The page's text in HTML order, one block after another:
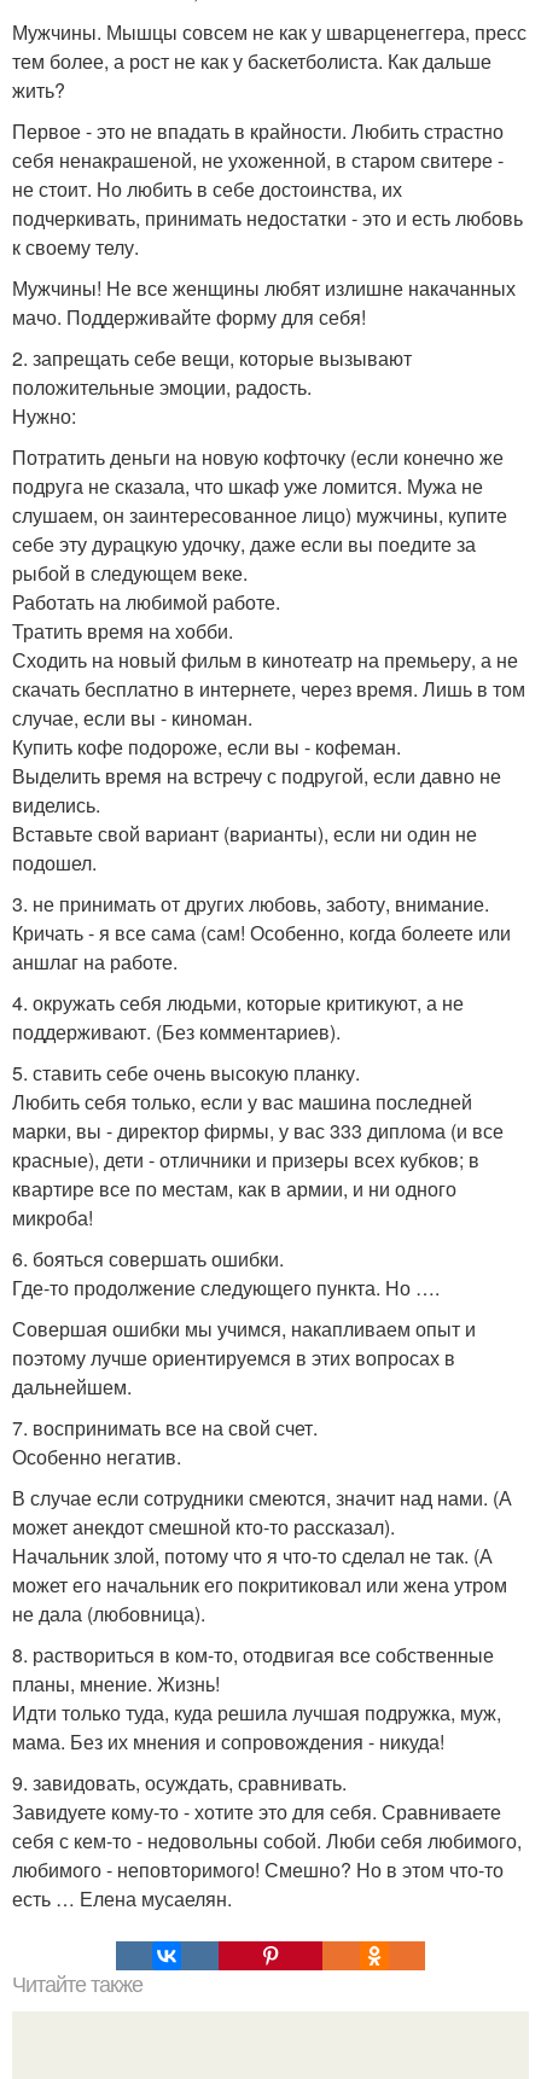
Мужчины. Мышцы совсем не как у шварценеггера, пресс
тем более, а рост не как у баскетболиста. Как дальше
жить?
Первое - это не впадать в крайности. Любить страстно
себя ненакрашеной, не ухоженной, в старом свитере -
не стоит. Но любить в себе достоинства, их
подчеркивать, принимать недостатки - это и есть любовь
к своему телу.
Мужчины! Не все женщины любят излишне накачанных
мачо. Поддерживайте форму для себя!
2. запрещать себе вещи, которые вызывают
положительные эмоции, радость.
Нужно:
Потратить деньги на новую кофточку (если конечно же
подруга не сказала, что шкаф уже ломится. Мужа не
слушаем, он заинтересованное лицо) мужчины, купите
себе эту дурацкую удочку, даже если вы поедите за
рыбой в следующем веке.
Работать на любимой работе.
Тратить время на хобби.
Сходить на новый фильм в кинотеатр на премьеру, а не
скачать бесплатно в интернете, через время. Лишь в том
случае, если вы - киноман.
Купить кофе подороже, если вы - кофеман.
Выделить время на встречу с подругой, если давно не
виделись.
Вставьте свой вариант (варианты), если ни один не
подошел.
3. не принимать от других любовь, заботу, внимание.
Кричать - я все сама (сам! Особенно, когда болеете или
аншлаг на работе.
4. окружать себя людьми, которые критикуют, а не
поддерживают. (Без комментариев).
5. ставить себе очень высокую планку.
Любить себя только, если у вас машина последней
марки, вы - директор фирмы, у вас 333 диплома (и все
красные), дети - отличники и призеры всех кубков; в
квартире все по местам, как в армии, и ни одного
микроба!
6. бояться совершать ошибки.
Где-то продолжение следующего пункта. Но ….
Совершая ошибки мы учимся, накапливаем опыт и
поэтому лучше ориентируемся в этих вопросах в
дальнейшем.
7. воспринимать все на свой счет.
Особенно негатив.
В случае если сотрудники смеются, значит над нами. (А
может анекдот смешной кто-то рассказал).
Начальник злой, потому что я что-то сделал не так. (А
может его начальник его покритиковал или жена утром
не дала (любовница).
8. раствориться в ком-то, отодвигая все собственные
планы, мнение. Жизнь!
Идти только туда, куда решила лучшая подружка, муж,
мама. Без их мнения и сопровождения - никуда!
9. завидовать, осуждать, сравнивать.
Завидуете кому-то - хотите это для себя. Сравниваете
себя с кем-то - недовольны собой. Люби себя любимого,
любимого - неповторимого! Смешно? Но в этом что-то
есть … Елена мусаелян.
Читайте также